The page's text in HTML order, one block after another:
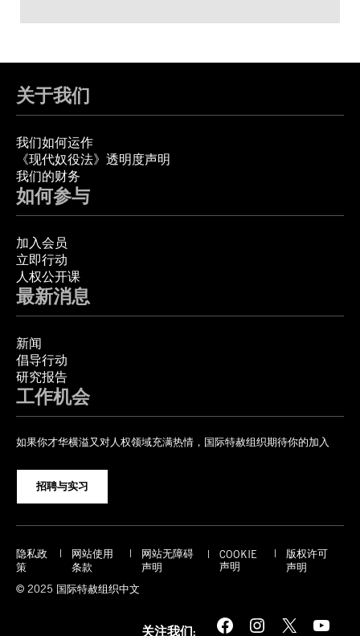
关于我们
我们如何运作
《现代奴役法》透明度声明
我们的财务
如何参与
加入会员
立即行动
人权公开课
最新消息
新闻
倡导行动
研究报告
工作机会
如果你才华横溢又对人权领域充满热情，国际特赦组织期待你的加入
招聘与实习
隐私政
策
网站使用
条款
网站无障碍
声明
COOKIE
声明
版权许可
声明
© 2025 国际特赦组织中文
关注我们: Facebook Instagram X YouTube